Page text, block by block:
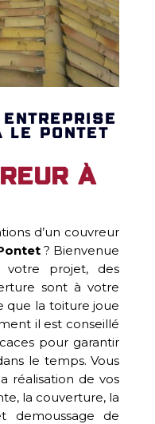
LE PONTET
à
d’un couvreur
? Bienvenue
votre projet, des
sont à votre
que la toiture joue
il est conseillé
pour garantir
le temps. Vous
réalisation de vos
la couverture, la
demoussage de